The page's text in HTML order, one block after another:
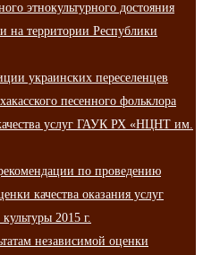
этнокультурного достояния
на территории Республики
украинских переселенцев
песенного фольклора
услуг ГАУК РХ «НЦНТ им.
по проведению
качества оказания услуг
2015 г.
независимой оценки